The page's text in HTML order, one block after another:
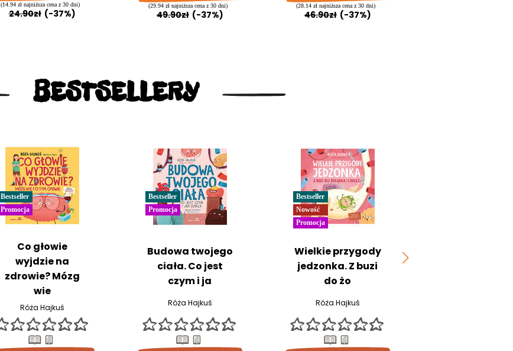
(14.94 zł najniższa cena z 30 dni)
24.90zł (-37%)
(29.94 zł najniższa cena z 30 dni)
49.90zł (-37%)
(28.14 zł najniższa cena z 30 dni)
46.90zł (-37%)
BESTSELLERY
Bestseller
Promocja
Co głowie
wyjdzie na
zdrowie? Mózg
wie
Róża Hajkuś
Bestseller
Promocja
Budowa twojego
ciała. Co jest
czym i ja
Róża Hajkuś
Bestseller
Nowość
Promocja
Wielkie przygody
jedzonka. Z buzi
do żo
Róża Hajkuś